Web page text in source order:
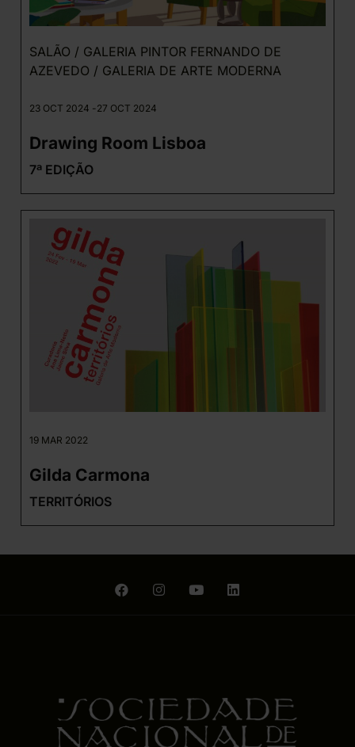
SALÃO / GALERIA PINTOR FERNANDO DE
AZEVEDO / GALERIA DE ARTE MODERNA
23 OCT 2024 -27 OCT 2024
Drawing Room Lisboa
7ª EDIÇÃO
19 MAR 2022
Gilda Carmona
TERRITÓRIOS